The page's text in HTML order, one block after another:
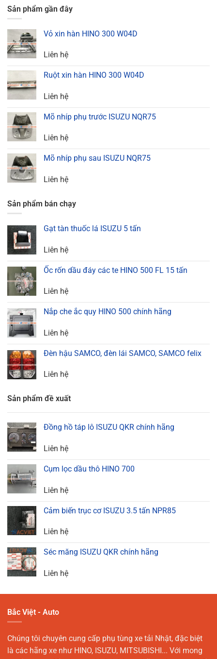
Sản phẩm gần đây
Vỏ xin hàn HINO 300 W04D
Liên hệ
Ruột xin hàn HINO 300 W04D
Liên hệ
Mõ nhíp phụ trước ISUZU NQR75
Liên hệ
Mõ nhíp phụ sau ISUZU NQR75
Liên hệ
Sản phẩm bán chạy
Gạt tàn thuốc lá ISUZU 5 tấn
Liên hệ
Ốc rốn dầu đáy các te HINO 500 FL 15 tấn
Liên hệ
Nắp che ắc quy HINO 500 chính hãng
Liên hệ
Đèn hậu SAMCO, đèn lái SAMCO, SAMCO felix
Liên hệ
Sản phẩm đề xuất
Đồng hồ táp lô ISUZU QKR chính hãng
Liên hệ
Cụm lọc dầu thô HINO 700
Liên hệ
Cảm biến trục cơ ISUZU 3.5 tấn NPR85
Liên hệ
Séc măng ISUZU QKR chính hãng
Liên hệ
Bắc Việt - Auto
Chúng tôi chuyên cung cấp phụ tùng xe tải Nhật, đặc biệt
là các hãng xe như HINO, ISUZU, MITSUBISHI... Với mong